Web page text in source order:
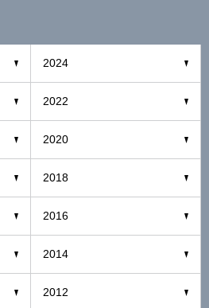
2024
2022
2020
2018
2016
2014
2012